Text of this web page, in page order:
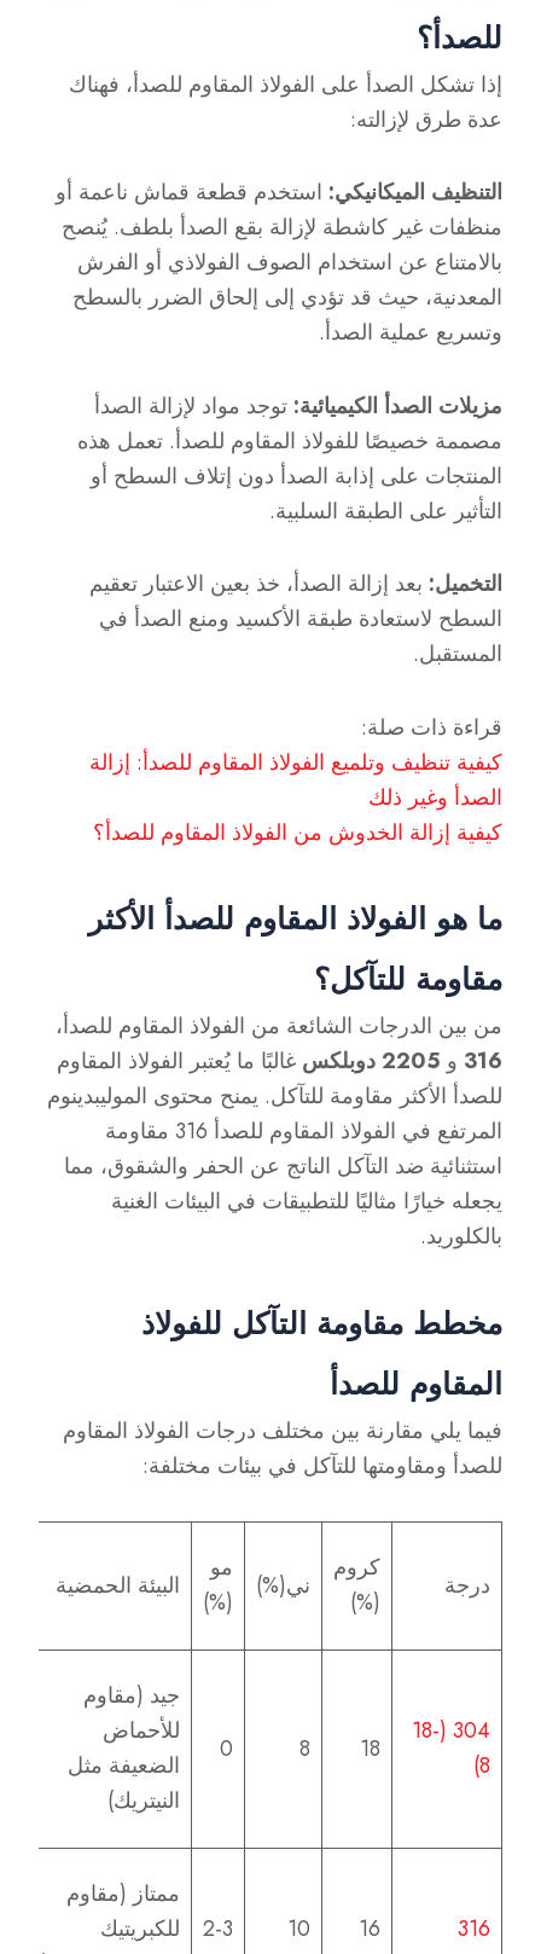
للصدأ؟
إذا تشكل الصدأ على الفولاذ المقاوم للصدأ، فهناك
عدة طرق لإزالته:
التنظيف الميكانيكي: استخدم قطعة قماش ناعمة أو
منظفات غير كاشطة لإزالة بقع الصدأ بلطف. يُنصح
بالامتناع عن استخدام الصوف الفولاذي أو الفرش
المعدنية، حيث قد تؤدي إلى إلحاق الضرر بالسطح
وتسريع عملية الصدأ.
مزيلات الصدأ الكيميائية: توجد مواد لإزالة الصدأ
مصممة خصيصًا للفولاذ المقاوم للصدأ. تعمل هذه
المنتجات على إذابة الصدأ دون إتلاف السطح أو
التأثير على الطبقة السلبية.
التخميل: بعد إزالة الصدأ، خذ بعين الاعتبار تعقيم
السطح لاستعادة طبقة الأكسيد ومنع الصدأ في
المستقبل.
قراءة ذات صلة:
كيفية تنظيف وتلميع الفولاذ المقاوم للصدأ: إزالة
الصدأ وغير ذلك
كيفية إزالة الخدوش من الفولاذ المقاوم للصدأ؟
ما هو الفولاذ المقاوم للصدأ الأكثر
مقاومة للتآكل؟
من بين الدرجات الشائعة من الفولاذ المقاوم للصدأ،
316 و 2205 دوبلكس
غالبًا ما يُعتبر الفولاذ المقاوم
للصدأ الأكثر مقاومة للتآكل. يمنح محتوى الموليبدينوم
المرتفع في الفولاذ المقاوم للصدأ 316 مقاومة
استثنائية ضد التآكل الناتج عن الحفر والشقوق، مما
يجعله خيارًا مثاليًا للتطبيقات في البيئات الغنية
بالكلوريد.
مخطط مقاومة التآكل للفولاذ
المقاوم للصدأ
فيما يلي مقارنة بين مختلف درجات الفولاذ المقاوم
للصدأ ومقاومتها للتآكل في بيئات مختلفة:
درجة
كروم
(%)
ني(%)
مو
(%)
البيئة الحمضية
304 (18-
8)
18
8
0
جيد (مقاوم
للأحماض
الضعيفة مثل
النيتريك)
316
16
10
2-3
ممتاز (مقاوم
للكبريتيك